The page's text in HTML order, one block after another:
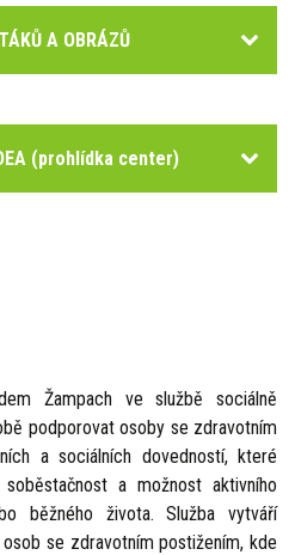
A OBRÁZŮ
(prohlídka center)
Žampach ve službě sociálně
podporovat osoby se zdravotním
a sociálních dovedností, které
a možnost aktivního
běžného života. Služba vytváří
se zdravotním postižením, kde